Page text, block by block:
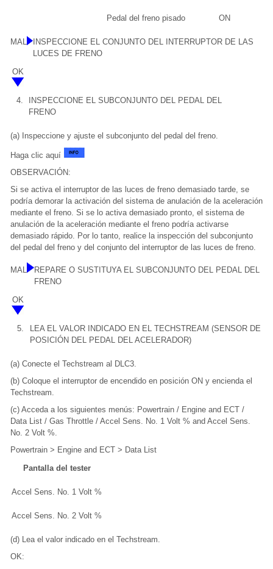
Pedal del freno pisado ON
MAL
INSPECCIONE EL CONJUNTO DEL INTERRUPTOR DE LAS
LUCES DE FRENO
OK
4.
INSPECCIONE EL SUBCONJUNTO DEL PEDAL DEL
FRENO
(a) Inspeccione y ajuste el subconjunto del pedal del freno.
Haga clic aquí
OBSERVACIÓN:
Si se activa el interruptor de las luces de freno demasiado tarde, se
podría demorar la activación del sistema de anulación de la aceleración
mediante el freno. Si se lo activa demasiado pronto, el sistema de
anulación de la aceleración mediante el freno podría activarse
demasiado rápido. Por lo tanto, realice la inspección del subconjunto
del pedal del freno y del conjunto del interruptor de las luces de freno.
MAL
REPARE O SUSTITUYA EL SUBCONJUNTO DEL PEDAL DEL
FRENO
OK
5.
LEA EL VALOR INDICADO EN EL TECHSTREAM (SENSOR DE
POSICIÓN DEL PEDAL DEL ACELERADOR)
(a) Conecte el Techstream al DLC3.
(b) Coloque el interruptor de encendido en posición ON y encienda el
Techstream.
(c) Acceda a los siguientes menús: Powertrain / Engine and ECT /
Data List / Gas Throttle / Accel Sens. No. 1 Volt % and Accel Sens.
No. 2 Volt %.
Powertrain > Engine and ECT > Data List
Pantalla del tester
Accel Sens. No. 1 Volt %
Accel Sens. No. 2 Volt %
(d) Lea el valor indicado en el Techstream.
OK: